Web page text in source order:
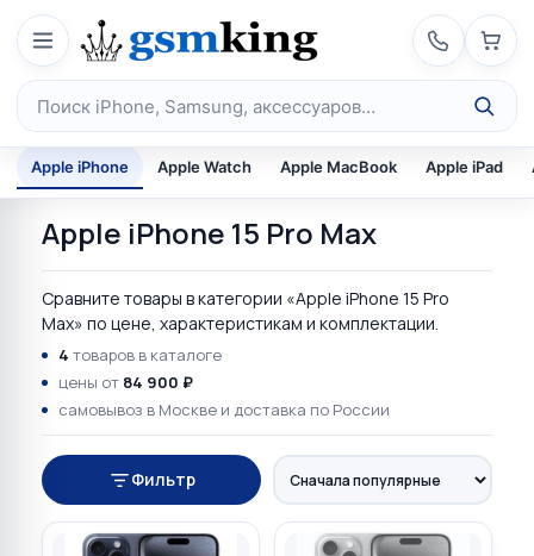
Перейти к содержимому
Поиск по каталогу
Apple iPhone Apple Watch Apple MacBook Apple iPad
Apple iPhone 15 Pro Max
Сравните товары в категории «Apple iPhone 15 Pro
Max» по цене, характеристикам и комплектации.
4 товаров в каталоге
цены от 84 900 ₽
самовывоз в Москве и доставка по России
Фильтр